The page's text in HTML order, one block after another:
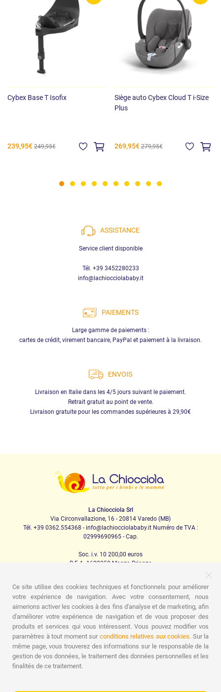
Cybex Base T Isofix
239,95€ 249,95€
Siège auto Cybex Cloud T i-Size
Plus
269,95€ 279,95€
ASSISTANCE
Service client disponible
Tél. +39 3452280233
info@lachiocciolababy.it
PAIEMENTS
Large gamme de paiements :
cartes de crédit, virement bancaire, PayPal et paiement à la livraison.
ENVOIS
Livraison en Italie dans les 4/5 jours suivant le paiement.
Retrait gratuit au point de vente.
Livraison gratuite pour les commandes supérieures à 29,90€
La Chiocciola Srl
Via Circonvallazione, 16 - 20814 Varedo (MB)
Tél. +39 0362.554368 - info@lachiocciolababy.it Numéro de TVA :
02999690965 - Cap.
Soc. i.v. 10 200,00 euros
R.E.A. 1622350 Monza Brianza
PRODOTTI
Marche
Sièges d'auto La maison Repas
Berceuse
Hygiène
Maman et bébé Vêtements Jeu
Carte-
cadeau
Kit de kit pour bébé Idées cadeaux
Chambres
d'enfants
Promotions Promotions Marchi
Ce site utilise des cookies techniques et fonctionnels pour améliorer
votre expérience de navigation. Avec votre consentement, nous
aimerions activer les cookies à des fins d'analyse et de marketing, afin
d'améliorer votre expérience de navigation et de vous proposer des
produits et services qui vous intéressent. Vous pouvez modifier vos
paramètres à tout moment sur conditions relatives aux cookies. Sur la
même page, vous trouverez des informations sur le responsable de la
gestion de vos données, le traitement des données personnelles et les
finalités de ce traitement.